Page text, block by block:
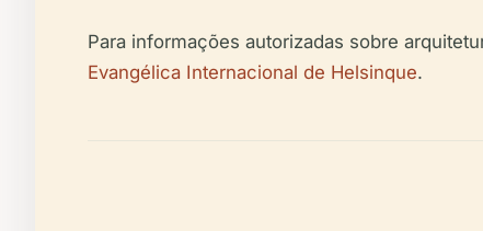
Para informações autorizadas sobre
Evangélica Internacional de Helsinque.